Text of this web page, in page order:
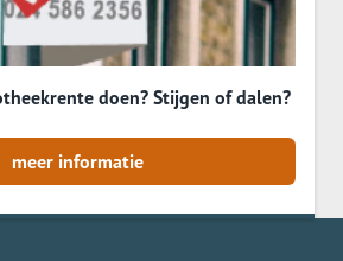
doen? Stijgen of dalen?
meer informatie